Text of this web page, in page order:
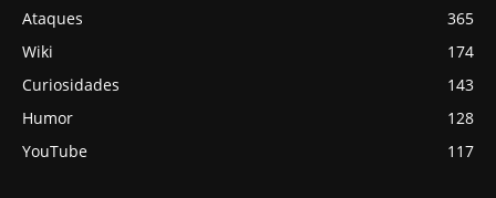
Ataques
365
Wiki
174
Curiosidades
143
Humor
128
YouTube
117